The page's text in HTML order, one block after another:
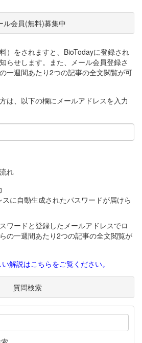
ル会員(無料)募集中
）をされますと、BioTodayに登録され
らせします。また、メール会員登録さ
一週間あたり2つの記事の全文閲覧が可
は、以下の欄にメールアドレスを入力
れ
に自動生成されたパスワードが届けら
ワードと登録したメールアドレスでロ
の一週間あたり2つの記事の全文閲覧が
解説はこちらをご覧ください。
質問検索